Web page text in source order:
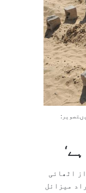
تصویر:
اٹھائی
میزائل